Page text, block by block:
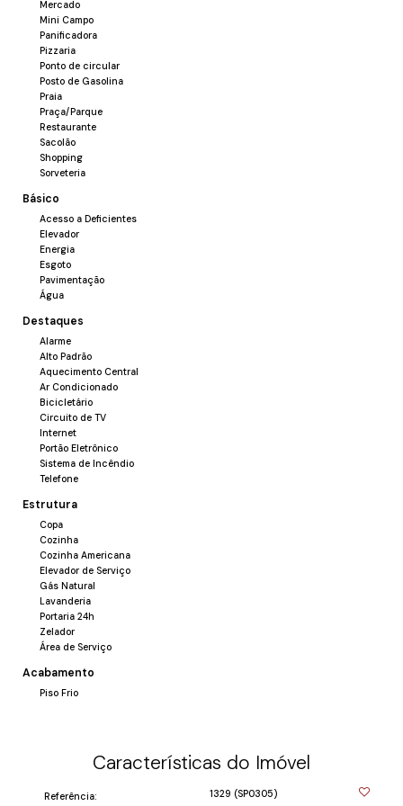
Estrutura do Empreendimento
Academia equipada
Bicicletário
Espaço coworking
Sala de reunião
Hall de entrada decorado e mobiliado
Lounge de convivência
Salão de festas
Pet Place
Lavanderia OMO
Interfone
Valor de venda:
Uma excelente oportunidade para morar com conforto ou
investir em um empreendimento moderno, completo e
pensado para proporcionar mais qualidade de vida.
Mercado
Mini Campo
Panificadora
Pizzaria
Ponto de circular
Posto de Gasolina
Praia
Praça/Parque
Restaurante
Sacolão
Shopping
Sorveteria
Básico
Acesso a Deficientes
Elevador
Energia
Esgoto
Pavimentação
Água
Destaques
Alarme
Alto Padrão
Aquecimento Central
Ar Condicionado
Bicicletário
Circuito de TV
Internet
Portão Eletrônico
Sistema de Incêndio
Telefone
Estrutura
Copa
Cozinha
Cozinha Americana
Elevador de Serviço
Gás Natural
Lavanderia
Portaria 24h
Zelador
Área de Serviço
Acabamento
Piso Frio
Características do Imóvel
Referência: 1329 (SP0305)